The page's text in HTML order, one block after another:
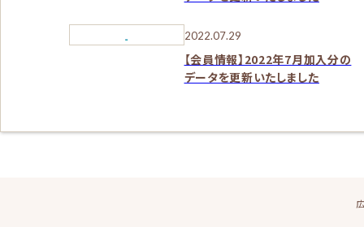
2022.07.29
【会員情報】2022年7月加入分の
データを更新いたしました